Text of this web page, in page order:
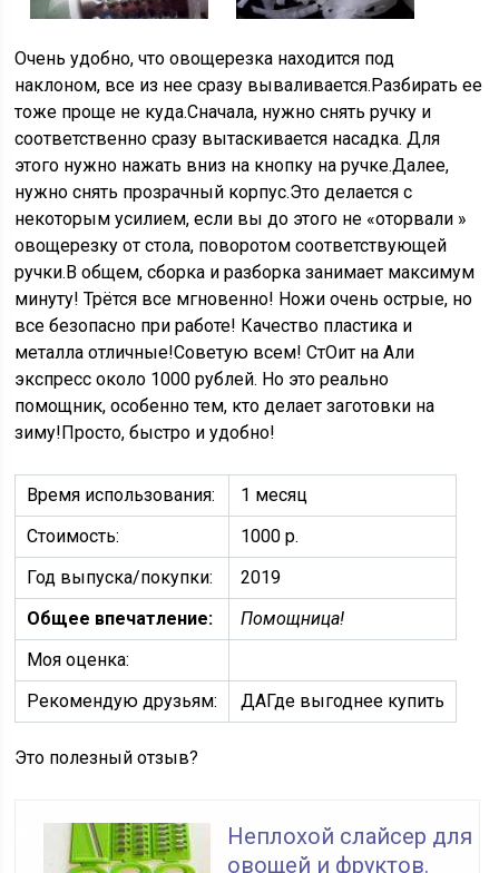
Очень удобно, что овощерезка находится под
наклоном, все из нее сразу вываливается.Разбирать ее
тоже проще не куда.Сначала, нужно снять ручку и
соответственно сразу вытаскивается насадка. Для
этого нужно нажать вниз на кнопку на ручке.Далее,
нужно снять прозрачный корпус.Это делается с
некоторым усилием, если вы до этого не «оторвали »
овощерезку от стола, поворотом соответствующей
ручки.В общем, сборка и разборка занимает максимум
минуту! Трётся все мгновенно! Ножи очень острые, но
все безопасно при работе! Качество пластика и
металла отличные!Советую всем! СтОит на Али
экспресс около 1000 рублей. Но это реально
помощник, особенно тем, кто делает заготовки на
зиму!Просто, быстро и удобно!
Время использования:
1 месяц
Стоимость:
1000 р.
Год выпуска/покупки:
2019
Общее впечатление:
Помощница!
Моя оценка:
Рекомендую друзьям:
ДАГде выгоднее купить
Это полезный отзыв?
Неплохой слайсер для
овощей и фруктов.